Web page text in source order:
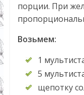
порции. При
Возьмем:
1
5
щепотку